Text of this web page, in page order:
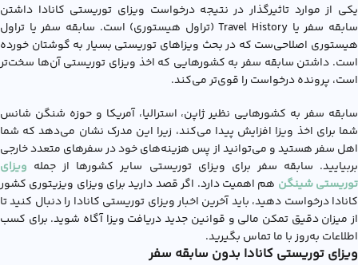
یکی از موارد تاثیرگذار در نتیجه درخواست ويزاي توريستي کانادا داشتن
سابقه سفر یا Travel History (تراول هیستوری) است. سابقه سفر یا تراول
هیستوری اصلاحی‌ست که در بحث ویزاهای توریستی بسیار به گوشتان خورده
است. داشتن سابقه سفر به کشورهایی که اخذ ویزای توریستی آن‌‌ها سخت‌تر
است، پرونده درخواست را قوی‌تر می‌کند.
سابقه سفر به کشورهایی نظیر ژاپن، استرالیا، آمریکا و حوزه شنگن شانس
شما برای اخذ ویزا افزایش پیدا می‌کند، زیرا این مدرک نشان می‌دهد که شما
اهل سفر هستید و می‌توانید از پس هزینه‌های خود در سفرهای متعدد خارجی
بربیایید. سابقه سفر برای ویزای توریستی سایر کشورها از جمله ویزای
توریستی شینگن هم اهمیت دارد. اگر قصد دارید برای ویزای ویزیتوری کشور
کانادا درخواست دهید، باید آخرین اخبار ویزای توریستی کانادا را دنبال کنید تا
از میزان دقیق تمکن مالی و قوانین جدید دریافت ویزا آگاه شوید. برای کسب
اطلاعات به‌روز با ما تماس بگیرید.
ویزای توریستی کانادا بدون سابقه سفر